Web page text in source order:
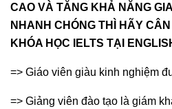
CAO VÀ TĂNG KHẢ NĂNG
NHANH CHÓNG THÌ HÃY
KHÓA HỌC IELTS TẠI
=> Giáo viên giàu kinh nghiệm
=> Giảng viên đào tạo là giám